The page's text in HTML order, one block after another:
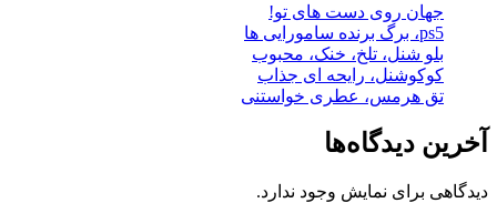
جهان روی دست های تو!
ps5، برگ برنده سامورایی ها
بلو شنل، تلخ، خنک، محبوب
کوکوشنل، رایحه ای جذاب
تق هرمس، عطری خواستنی
آخرین دیدگاه‌ها
دیدگاهی برای نمایش وجود ندارد.